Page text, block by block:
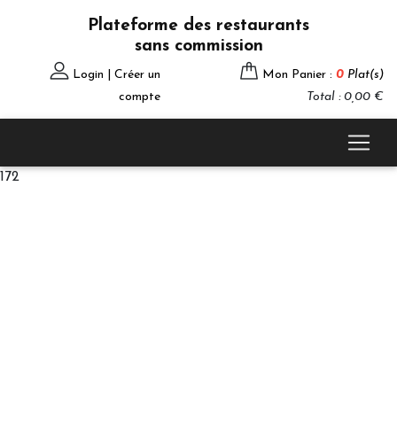
Plateforme des restaurants
sans commission
Login | Créer un
compte
Mon Panier : 0 Plat(s)
Total : 0,00 €
172